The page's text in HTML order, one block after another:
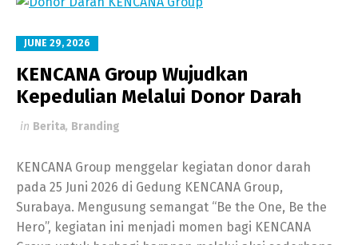
JUNE 29, 2026
KENCANA Group Wujudkan
Kepedulian Melalui Donor Darah
in Berita, Branding
KENCANA Group menggelar kegiatan donor darah
pada 25 Juni 2026 di Gedung KENCANA Group,
Surabaya. Mengusung semangat “Be the One, Be the
Hero”, kegiatan ini menjadi momen bagi KENCANA